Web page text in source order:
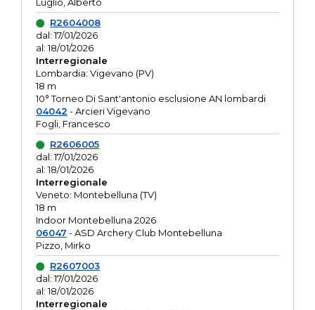
R2604008
dal: 17/01/2026
al: 18/01/2026
Interregionale
Lombardia: Vigevano (PV)
18 m
10° Torneo Di Sant'antonio esclusione AN lombardi
04042 - Arcieri Vigevano
Fogli, Francesco
R2606005
dal: 17/01/2026
al: 18/01/2026
Interregionale
Veneto: Montebelluna (TV)
18 m
Indoor Montebelluna 2026
06047 - ASD Archery Club Montebelluna
Pizzo, Mirko
R2607003
dal: 17/01/2026
al: 18/01/2026
Interregionale